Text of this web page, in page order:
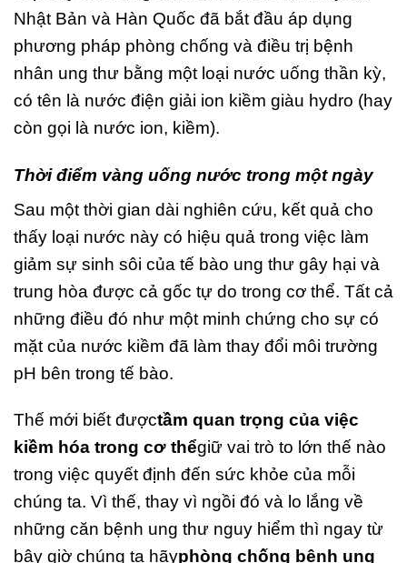
Nhật Bản và Hàn Quốc đã bắt đầu áp dụng
phương pháp phòng chống và điều trị bệnh
nhân ung thư bằng một loại nước uống thần kỳ,
có tên là nước điện giải ion kiềm giàu hydro (hay
còn gọi là nước ion, kiềm).
Thời điểm vàng uống nước trong một ngày
Sau một thời gian dài nghiên cứu, kết quả cho
thấy loại nước này có hiệu quả trong việc làm
giảm sự sinh sôi của tế bào ung thư gây hại và
trung hòa được cả gốc tự do trong cơ thể. Tất cả
những điều đó như một minh chứng cho sự có
mặt của nước kiềm đã làm thay đổi môi trường
pH bên trong tế bào.
Thế mới biết đượctầm quan trọng của việc
kiềm hóa trong cơ thểgiữ vai trò to lớn thế nào
trong việc quyết định đến sức khỏe của mỗi
chúng ta. Vì thế, thay vì ngồi đó và lo lắng về
những căn bệnh ung thư nguy hiểm thì ngay từ
bây giờ chúng ta hãyphòng chống bệnh ung